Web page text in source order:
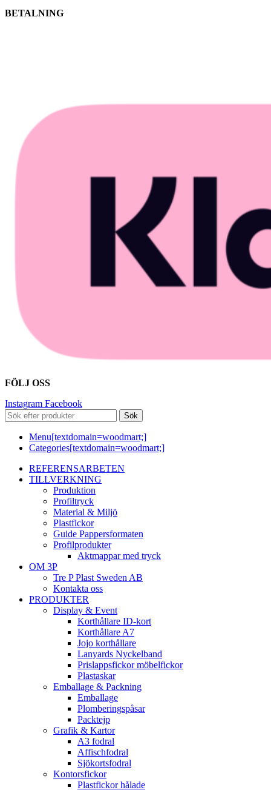
BETALNING
FÖLJ OSS
Instagram Facebook
Sök
Menu[textdomain=woodmart;]
Categories[textdomain=woodmart;]
REFERENSARBETEN
TILLVERKNING
Produktion
Profiltryck
Material & Miljö
Plastfickor
Guide Pappersformaten
Profilprodukter
Aktmappar med tryck
OM 3P
Tre P Plast Sweden AB
Kontakta oss
PRODUKTER
Display & Event
Korthållare ID-kort
Korthållare A7
Jojo korthållare
Lanyards Nyckelband
Prislappsfickor möbelfickor
Plastaskar
Emballage & Packning
Emballage
Plomberingspåsar
Packtejp
Grafik & Kartor
A3 fodral
Affischfodral
Sjökortsfodral
Kontorsfickor
Plastfickor hålade